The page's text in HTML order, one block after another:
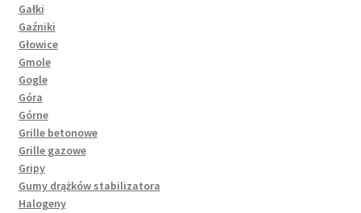
Gałki
Gaźniki
Głowice
Gmole
Gogle
Góra
Górne
Grille betonowe
Grille gazowe
Gripy
Gumy drążków stabilizatora
Halogeny